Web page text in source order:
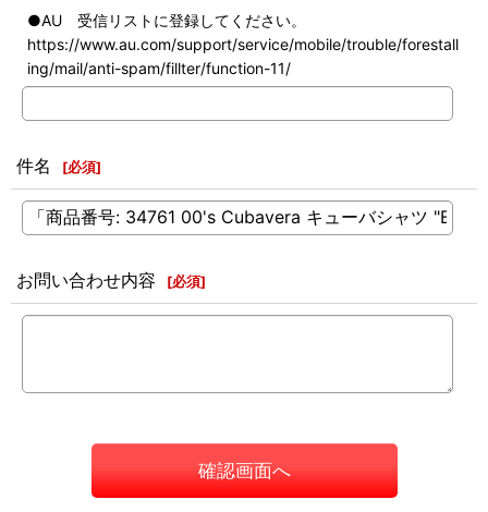
●AU 受信リストに登録してください。
https://www.au.com/support/service/mobile/trouble/forestall
ing/mail/anti-spam/fillter/function-11/
件名 [必須]
お問い合わせ内容 [必須]
確認画面へ